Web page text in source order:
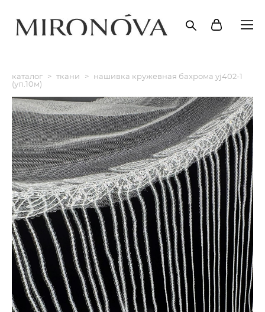
каталог > ткани >
нашивка кружевная бахрома yj402-1
(уп.10м)